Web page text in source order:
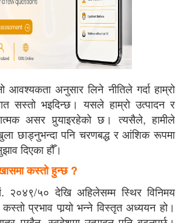
आवश्यकता अनुसार लिने नीतिले गर्दा हाम्रो
सस्तो भइदिन्छ। यसले हाम्रो उत्पादन र
असर पुर्‍याइरहेको छ। त्यसैले, हामीले
छाड्नुभन्दा पनि चरणबद्ध र आंशिक रूपमा
दिएका हौँ।
खासमा कस्तो हुन्छ ?
२०४९/५० देखि अहिलेसम्म स्थिर विनिमय
कस्तो प्रभाव पार्‍यो भन्ने विस्तृत अध्ययन हो।